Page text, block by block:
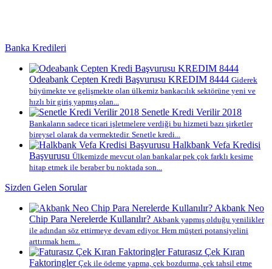
Banka Kredileri
Odeabank Cepten Kredi Başvurusu KREDIM 8444 Giderek
büyümekte ve gelişmekte olan ülkemiz bankacılık sektörüne yeni ve
hızlı bir giriş yapmış olan...
Senetle Kredi Verilir 2018
Bankaların sadece ticari işletmelere verdiği bu hizmeti bazı şirketler
bireysel olarak da vermektedir. Senetle kredi...
Halkbank Vefa Kredisi
Başvurusu Ülkemizde mevcut olan bankalar pek çok farklı kesime
hitap etmek ile beraber bu noktada son...
Sizden Gelen Sorular
Akbank Neo
Chip Para Nerelerde Kullanılır? Akbank yapmış olduğu yenilikler
ile adından söz ettirmeye devam ediyor. Hem müşteri potansiyelini
arttırmak hem...
Faturasız Çek Kıran
Faktoringler Çek ile ödeme yapma, çek bozdurma, çek tahsil etme